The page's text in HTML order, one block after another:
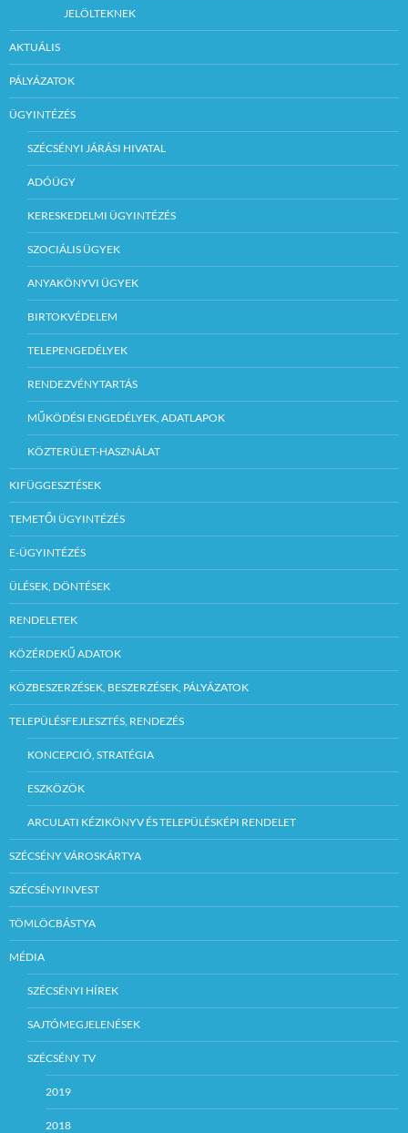
JELÖLTEKNEK
AKTUÁLIS
PÁLYÁZATOK
ÜGYINTÉZÉS
SZÉCSÉNYI JÁRÁSI HIVATAL
ADÓÜGY
KERESKEDELMI ÜGYINTÉZÉS
SZOCIÁLIS ÜGYEK
ANYAKÖNYVI ÜGYEK
BIRTOKVÉDELEM
TELEPENGEDÉLYEK
RENDEZVÉNYTARTÁS
MŰKÖDÉSI ENGEDÉLYEK, ADATLAPOK
KÖZTERÜLET-HASZNÁLAT
KIFÜGGESZTÉSEK
TEMETŐI ÜGYINTÉZÉS
E-ÜGYINTÉZÉS
ÜLÉSEK, DÖNTÉSEK
RENDELETEK
KÖZÉRDEKŰ ADATOK
KÖZBESZERZÉSEK, BESZERZÉSEK, PÁLYÁZATOK
TELEPÜLÉSFEJLESZTÉS, RENDEZÉS
KONCEPCIÓ, STRATÉGIA
ESZKÖZÖK
ARCULATI KÉZIKÖNYV ÉS TELEPÜLÉSKÉPI RENDELET
SZÉCSÉNY VÁROSKÁRTYA
SZÉCSÉNYINVEST
TÖMLÖCBÁSTYA
MÉDIA
SZÉCSÉNYI HÍREK
SAJTÓMEGJELENÉSEK
SZÉCSÉNY TV
2019
2018